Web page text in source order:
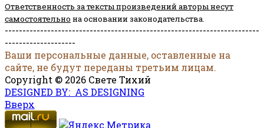
Ответственность за тексты произведений авторы несут
самостоятельно на основании законодательства.
------------------------------------------------------------------------
--------------------
Ваши персональные данные, оставленные на
сайте, не будут переданы третьим лицам.
Copyright © 2026 Свете Тихий
DESIGNED BY: AS DESIGNING
Вверх